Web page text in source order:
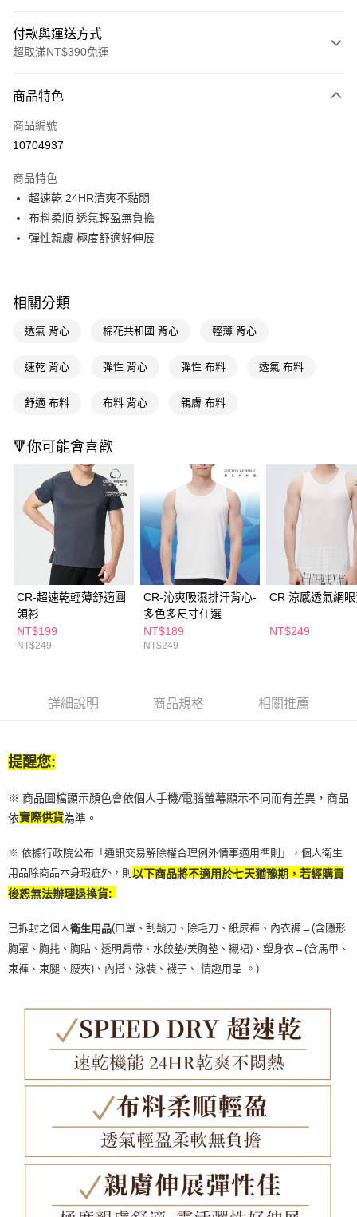
付款與運送方式
超取滿NT$390免運
POYA支付
信用卡一次付款
LINE Pay
Apple Pay
Google Pay
相關說明
便利好安心！
２．便利：只要手機號碼，簡訊認證，即可結帳。
３．安心：先確認商品／服務後，再付款。
【「AFTEE先享後付」結帳流程】
１．於結帳方式選擇「AFTEE先享後付」後，將跳轉至「AFTEE先享後付」
結帳頁面，進行簡訊認證並確認金額後，即可完成結帳。
２．訂單成立數日內，您將收到繳費通知簡訊。
３．收到繳費通知簡訊後14天內，點擊此簡訊中的連結，可透過四大超商／
ATM／網路銀行／等多元方式進行付款，方視為交易完成。
※ 請注意：結帳手續完成當下不需立刻繳費，但若您需要取消訂單，請聯絡
購買商品的店家。未經商家同意取消之訂單仍視為有效，需透過AFTEE先享
後付繳納相關費用。
※ 交易是否成功請以「AFTEE先享後付 」之結帳頁面顯示為準，若有關於
客戶支援中心」
https://netprotections.freshdesk.com/support/home
易，需依本服務之必要範圍內提供個人資料，並將交易相關給付款項請求債
權轉讓予恩沛科技股份有限公司。
３．未成年的使用者請事先徵得法定代理人或監護人之同意方可使用
「AFTEE先享後付」，若未經同意申辦者引起之損失，本公司不負相關責
４．使用「AFTEE先享後付」時，將依據個別帳號之用戶狀況，依本公司即
時審查核予不同之上限額度；若仍有額度不足之情形，本公司將視審查結果
請求用戶進行身份認證。
恩沛科技股份有限公司將有權停止該用戶之使用額度並採取法律行動。
全家取貨付款
每筆NT$65，滿NT$390(含以上)免運費
付款後全家取貨
每筆NT$65，滿NT$390(含以上)免運費
萊爾富取貨付款
每筆NT$65，滿NT$490(含以上)免運費
付款後萊爾富取貨
每筆NT$65，滿NT$490(含以上)免運費
付款後7-11取貨
宅配(本島)
付款後寶雅門市自取(由倉庫統一出貨)
商品特色
商品編號
10704937
商品特色
超速乾 24HR清爽不黏悶
布料柔順 透氣輕盈無負擔
彈性親膚 極度舒適好伸展
相關分類
透氣 背心 棉花共和國 背心 輕薄 背心
速乾 背心 彈性 背心 彈性 布料 透氣 布料
舒適 布料 布料 背心 親膚 布料
🔻你可能會喜歡
CR-超速乾輕薄舒適圓
領衫
NT$199
NT$249
CR-沁爽吸濕排汗背心-
多色多尺寸任選
NT$189
NT$249
CR 涼感透氣網
NT$249
詳細說明 商品規格 相關推薦
提醒您:
※ 商品圖檔顯示顏色會依個人手機/電腦螢幕顯示不同而有差異，商品
依實際供貨為準。
※ 依據行政院公布「通訊交易解除權合理例外情事適用準則」，個人衛生
用品除商品本身瑕疵外，則以下商品將不適用於七天猶豫期，若經購買
後恕無法辦理退換貨:
已拆封之個人衛生用品(口罩、刮鬍刀、除毛刀、紙尿褲、內衣褲→(含隱形
胸罩、胸扥、胸貼、透明肩帶、水餃墊/美胸墊、襯裙)、塑身衣→(含馬甲、
束褲、束腿、腰夾) 、內搭、泳裝、襪子、 情趣用品 。)